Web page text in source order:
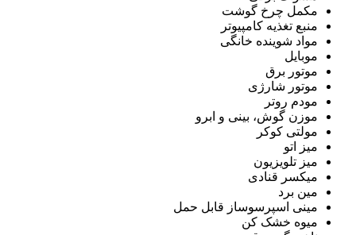
مکمل چرخ گوشت
منبع تغذیه کامپیوتر
مواد شوینده خانگی
موبایل
موتور برق
موتور شارژی
مودم روتر
موزن گوش، بینی و ابرو
مولتی کوکر
میز اتو
میز تلویزیون
میکسر قنادی
مین برد
مینی اسپرسوساز قابل حمل
میوه خشک کن